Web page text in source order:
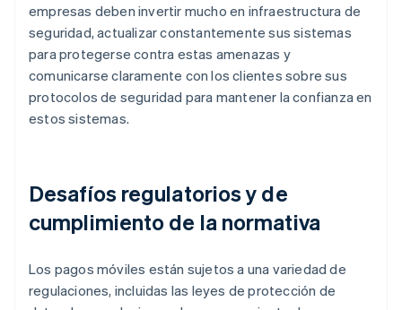
empresas deben invertir mucho en infraestructura de
seguridad, actualizar constantemente sus sistemas
para protegerse contra estas amenazas y
comunicarse claramente con los clientes sobre sus
protocolos de seguridad para mantener la confianza en
estos sistemas.
Desafíos regulatorios y de
cumplimiento de la normativa
Los pagos móviles están sujetos a una variedad de
regulaciones, incluidas las leyes de protección de